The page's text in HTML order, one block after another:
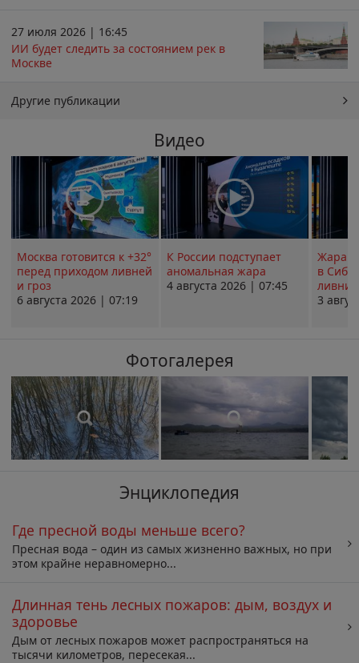
27 июля 2026 | 16:45
ИИ будет следить за состоянием рек в
Москве
Другие публикации
Видео
Москва готовится к +32°
перед приходом ливней
и гроз
6 августа 2026 | 07:19
К России подступает
аномальная жара
4 августа 2026 | 07:45
Жара в
в
ливни
3
Фотогалерея
Энциклопедия
Где пресной воды меньше всего?
Пресная вода – один из самых жизненно важных, но при
этом крайне неравномерно...
Длинная тень лесных пожаров: дым, воздух и
здоровье
Дым от лесных пожаров может распространяться на
тысячи километров, пересекая...